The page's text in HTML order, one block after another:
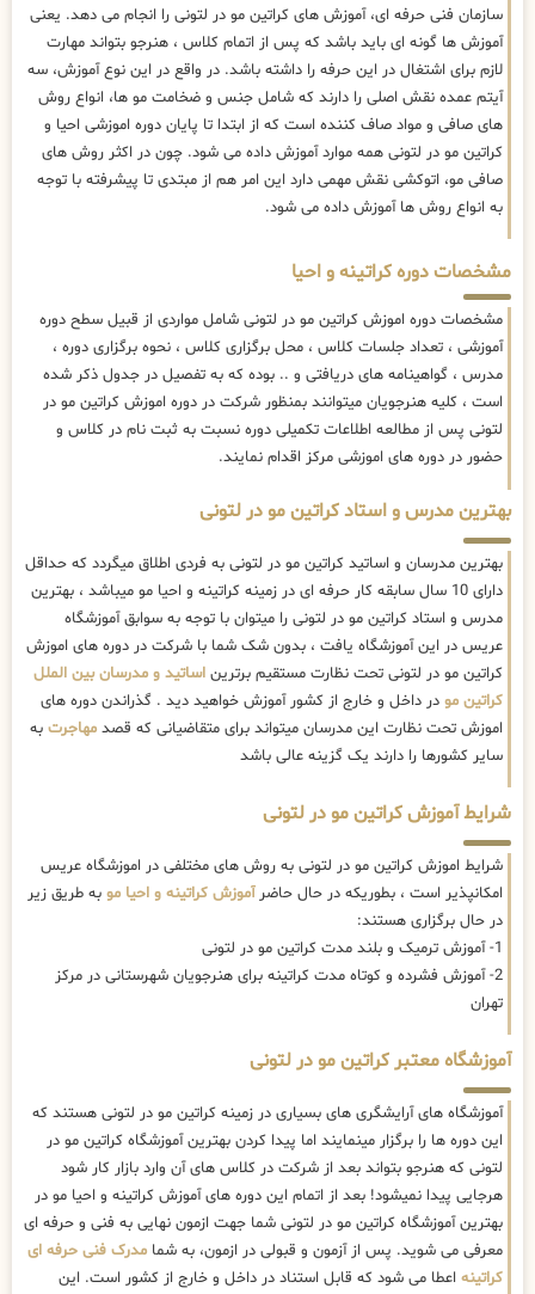
سازمان فنی حرفه ای، آموزش های کراتین مو در لتونی را انجام می دهد. یعنی
آموزش ها گونه ای باید باشد که پس از اتمام کلاس ، هنرجو بتواند مهارت
لازم برای اشتغال در این حرفه را داشته باشد. در واقع در این نوع آموزش، سه
آیتم عمده نقش اصلی را دارند که شامل جنس و ضخامت مو ها، انواع روش
های صافی و مواد صاف کننده است که از ابتدا تا پایان دوره اموزشی احیا و
کراتین مو در لتونی همه موارد آموزش داده می شود. چون در اکثر روش های
صافی مو، اتوکشی نقش مهمی دارد این امر هم از مبتدی تا پیشرفته با توجه
به انواع روش ها آموزش داده می شود.
مشخصات دوره کراتینه و احیا
مشخصات دوره اموزش کراتین مو در لتونی شامل مواردی از قبیل سطح دوره
آموزشی ، تعداد جلسات کلاس ، محل برگزاری کلاس ، نحوه برگزاری دوره ،
مدرس ، گواهینامه های دریافتی و .. بوده که به تفصیل در جدول ذکر شده
است ، کلیه هنرجویان میتوانند بمنظور شرکت در دوره اموزش کراتین مو در
لتونی پس از مطالعه اطلاعات تکمیلی دوره نسبت به ثبت نام در کلاس و
حضور در دوره های اموزشی مرکز اقدام نمایند.
بهترین مدرس و استاد کراتین مو در لتونی
بهترین مدرسان و اساتید کراتین مو در لتونی به فردی اطلاق میگردد که حداقل
دارای 10 سال سابقه کار حرفه ای در زمینه کراتینه و احیا مو میباشد ، بهترین
مدرس و استاد کراتین مو در لتونی را میتوان با توجه به سوابق آموزشگاه
عریس در این آموزشگاه یافت ، بدون شک شما با شرکت در دوره های اموزش
کراتین مو در لتونی تحت نظارت مستقیم برترین اساتید و مدرسان بین الملل
کراتین مو در داخل و خارج از کشور آموزش خواهید دید . گذراندن دوره های
اموزش تحت نظارت این مدرسان میتواند برای متقاضیانی که قصد مهاجرت به
سایر کشورها را دارند یک گزینه عالی باشد
شرایط آموزش کراتین مو در لتونی
شرایط اموزش کراتین مو در لتونی به روش های مختلفی در اموزشگاه عریس
امکانپذیر است ، بطوریکه در حال حاضرآموزش کراتینه و احیا مو به طریق زیر
در حال برگزاری هستند:
1- آموزش ترمیک و بلند مدت کراتین مو در لتونی
2- آموزش فشرده و کوتاه مدت کراتینه برای هنرجویان شهرستانی در مرکز
تهران
آموزشگاه معتبر کراتین مو در لتونی
آموزشگاه های آرایشگری های بسیاری در زمینه کراتین مو در لتونی هستند که
این دوره ها را برگزار مینمایند اما پیدا کردن بهترین آموزشگاه کراتین مو در
لتونی که هنرجو بتواند بعد از شرکت در کلاس های آن وارد بازار کار شود
هرجایی پیدا نمیشود! بعد از اتمام این دوره های آموزش کراتینه و احیا مو در
بهترین آموزشگاه کراتین مو در لتونی شما جهت ازمون نهایی به فنی و حرفه ای
معرفی می شوید. پس از آزمون و قبولی در ازمون، به شما مدرک فنی حرفه ای
کراتینه اعطا می شود که قابل استناد در داخل و خارج از کشور است. این